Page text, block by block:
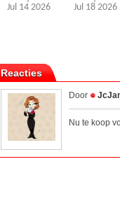
Reacties
Door
Nu te koop